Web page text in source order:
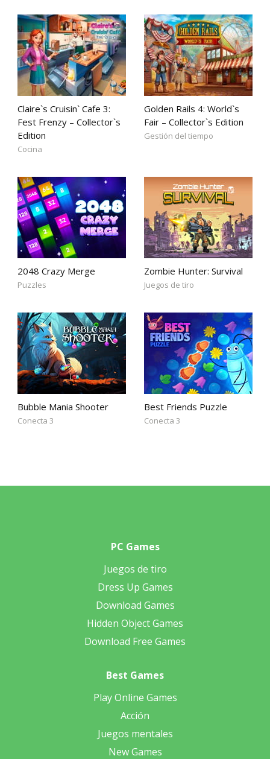
Claire`s Cruisin` Cafe 3:
Fest Frenzy – Collector`s
Edition
Cocina
Golden Rails 4: World`s
Fair – Collector`s Edition
Gestión del tiempo
2048 Crazy Merge
Puzzles
Zombie Hunter: Survival
Juegos de tiro
Bubble Mania Shooter
Conecta 3
Best Friends Puzzle
Conecta 3
PC Games
Juegos de tiro
Dress Up Games
Download Games
Hidden Object Games
Download Free Games
Best Games
Play Online Games
Acción
Juegos mentales
New Games